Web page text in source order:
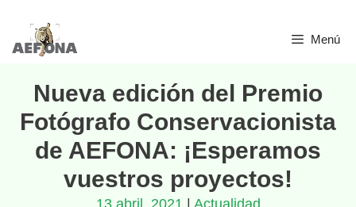
Saltar
Menú
Nueva edición del Premio
Fotógrafo Conservacionista
de AEFONA: ¡Esperamos
vuestros proyectos!
13 abril, 2021| Actualidad